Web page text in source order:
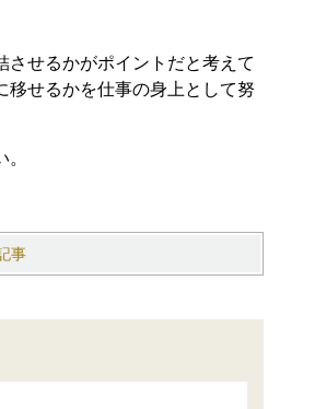
せるかがポイントだと考えて
移せるかを仕事の身上として努
事